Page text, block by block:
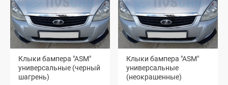
Клыки бампера "ASM"
универсальные (черный
шагрень)
Клыки бампера "ASM"
универсальные
(неокрашенные)